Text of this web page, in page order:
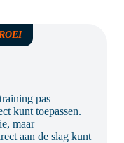
pas
kunt toepassen.
maar
aan de slag kunt